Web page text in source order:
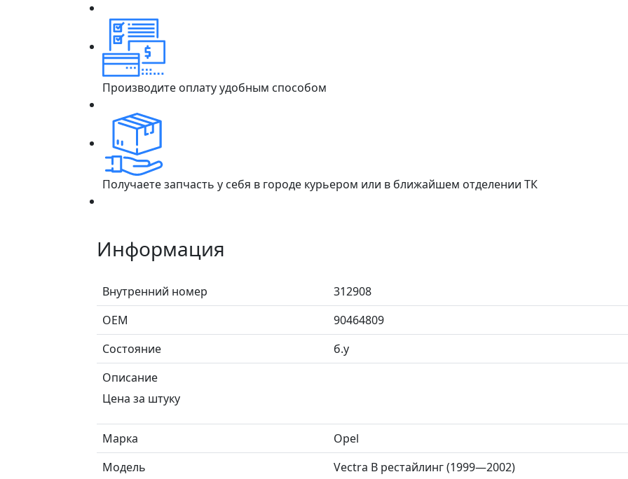
Производите оплату удобным способом
Получаете запчасть у себя в городе курьером или в ближайшем отделении ТК
Информация
Внутренний номер
312908
ОЕМ
90464809
Состояние
б.у
Описание
Цена за штуку
Марка
Opel
Модель
Vectra B рестайлинг (1999—2002)